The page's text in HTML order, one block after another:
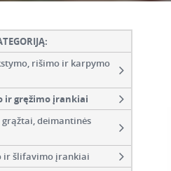
rišimo ir karpymo
ir gręžimo įrankiai
deimantinės
ir šlifavimo įrankiai